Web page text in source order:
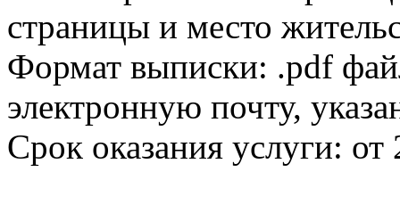
страницы и место
Формат выписки: .pdf
электронную почту,
Срок оказания услуги: от